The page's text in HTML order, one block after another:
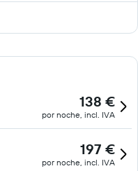
138 €
por noche, incl. IVA
197 €
por noche, incl. IVA